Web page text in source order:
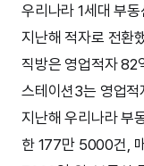
우리나라 1세대 부
지난해 적자로 전환
직방은 영업적자 82
스테이션3는 영업
지난해 우리나라 부
한 177만 5000건,